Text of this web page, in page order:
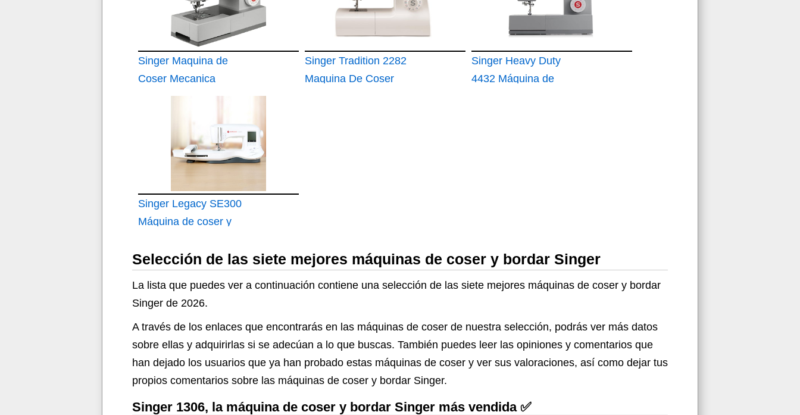
Singer Maquina de
Coser Mecanica
Heavy Duty 4423-23
Singer Tradition 2282
Maquina De Coser
Singer Heavy Duty
4432 Máquina de
Singer Legacy SE300
Máquina de coser y
táctil LCD con
Selección de las siete mejores máquinas de coser y bordar Singer
La lista que puedes ver a continuación contiene una selección de las siete mejores máquinas de coser y bordar
Singer de 2026.
A través de los enlaces que encontrarás en las máquinas de coser de nuestra selección, podrás ver más datos
sobre ellas y adquirirlas si se adecúan a lo que buscas. También puedes leer las opiniones y comentarios que
han dejado los usuarios que ya han probado estas máquinas de coser y ver sus valoraciones, así como dejar tus
propios comentarios sobre las máquinas de coser y bordar Singer.
Singer 1306, la máquina de coser y bordar Singer más vendida ✅